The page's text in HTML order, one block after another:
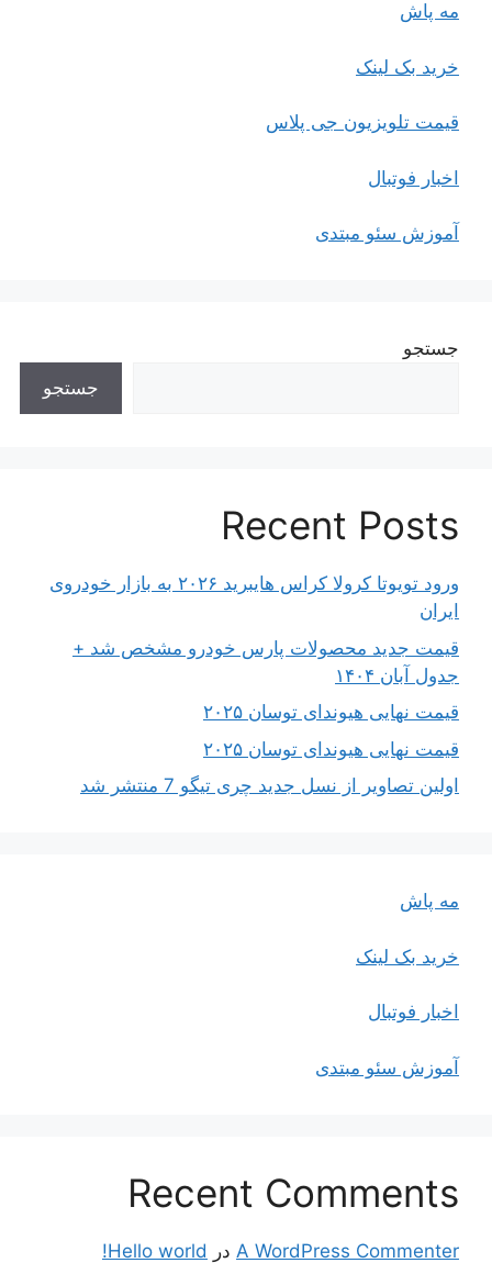
مه پاش
خرید بک لینک
قیمت تلویزیون جی پلاس
اخبار فوتبال
آموزش سئو مبتدی
جستجو
جستجو
Recent Posts
ورود تویوتا کرولا کراس هایبرید ۲۰۲۶ به بازار خودروی
ایران
قیمت جدید محصولات پارس خودرو مشخص شد +
جدول آبان ۱۴۰۴
قیمت نهایی هیوندای توسان ۲۰۲۵
قیمت نهایی هیوندای توسان ۲۰۲۵
اولین تصاویر از نسل جدید چری تیگو 7 منتشر شد
مه پاش
خرید بک لینک
اخبار فوتبال
آموزش سئو مبتدی
Recent Comments
A WordPress Commenter در Hello world!